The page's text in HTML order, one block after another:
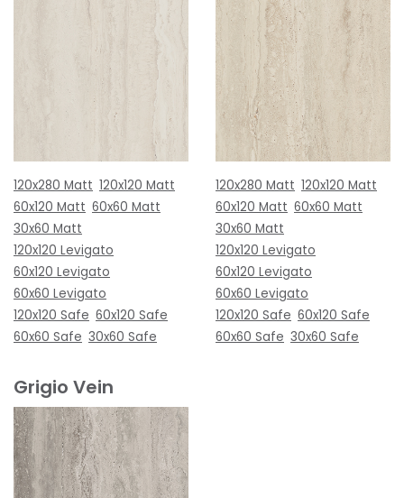
120x280 Matt 120x120 Matt
60x120 Matt 60x60 Matt
30x60 Matt
120x120 Levigato
60x120 Levigato
60x60 Levigato
120x120 Safe 60x120 Safe
60x60 Safe 30x60 Safe
120x280 Matt 120x120 Matt
60x120 Matt 60x60 Matt
30x60 Matt
120x120 Levigato
60x120 Levigato
60x60 Levigato
120x120 Safe 60x120 Safe
60x60 Safe 30x60 Safe
Grigio Vein